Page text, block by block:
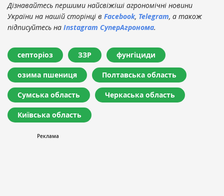
Дізнавайтесь першими найсвіжіші агрономічні новини
України на нашій сторінці в Facebook, Telegram, а також
підписуйтесь на Instagram СуперАгронома.
септоріоз ЗЗР фунгіциди
озима пшениця Полтавська область
Сумська область Черкаська область
Київська область